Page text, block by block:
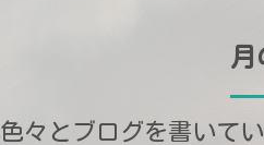
色々とブログを書いて